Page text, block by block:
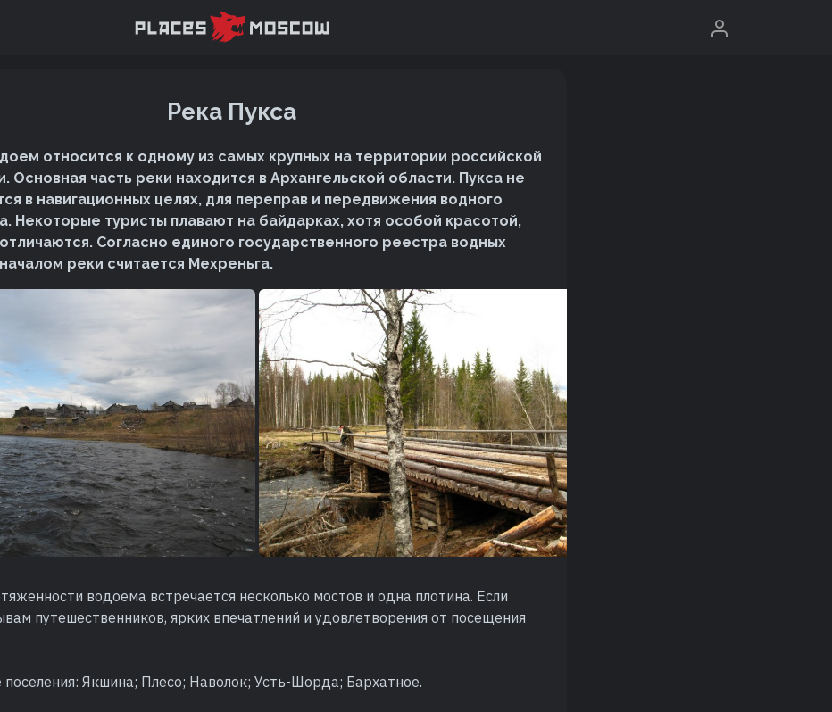
Река Пукса
относится к одному из самых крупных на территории российской
Основная часть реки находится в Архангельской области. Пукса не
в навигационных целях, для переправ и передвижения водного
Некоторые туристы плавают на байдарках, хотя особой красотой,
Согласно единого государственного реестра водных
реки считается Мехреньга.
водоема встречается несколько мостов и одна плотина. Если
путешественников, ярких впечатлений и удовлетворения от посещения
Якшина; Плесо; Наволок; Усть-Шорда; Бархатное.